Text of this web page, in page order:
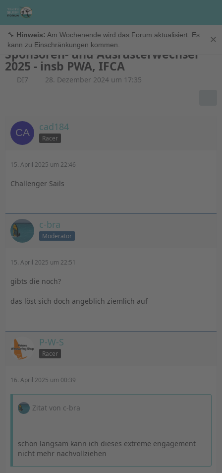
🔧 Hinweis: Am Wochenende wird das Forum aktualisiert. Es
kann zu Einschränkungen kommen.
✕
Allgemein
Sponsoren- und Ausrüsterwechsel
2025 - insb PWA, IFCA
DI7 28. Dezember 2024 um 17:35
cad184
Racer
15. April 2025 um 22:46
Challenger Sails
c-bra
Moderator
15. April 2025 um 22:51
gibts die noch?
das löst sich doch angeblich ziemlich auf
P-W-S
Racer
16. April 2025 um 00:39
Zitat von c-bra
schön langsam kann ich dieses extreme engagement
nicht mehr nachvollziehen